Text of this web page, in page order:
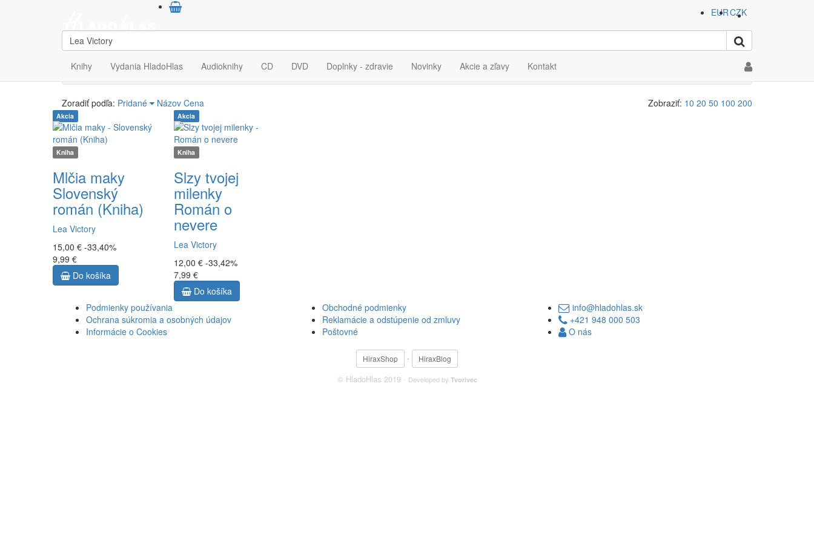
EURCZK
Knihy Vydania HladoHlas Audioknihy CD DVD Doplnky - zdravie Novinky Akcie a zľavy Kontakt
Výsledky vyhľadávania pre výraz"Lea Victory"
Počet výsledkov: 2
Zoradiť podľa: Pridané Názov Cena Zobraziť: 10 20 50 100 200
Akcia
Kniha
Mlčia maky
Slovenský
román (Kniha)
Lea Victory
15,00 € -33,40%
9,99 €
Do košíka
Akcia
Kniha
Slzy tvojej
milenky
Román o
nevere
Lea Victory
12,00 € -33,42%
7,99 €
Do košíka
Podmienky používania
Ochrana súkromia a osobných údajov
Informácie o Cookies
Obchodné podmienky
Reklamácie a odstúpenie od zmluvy
Poštovné
info@hladohlas.sk
+421 948 000 503
O nás
HiraxShop · HiraxBlog
© HladoHlas 2019 · Developed by Tvorivec